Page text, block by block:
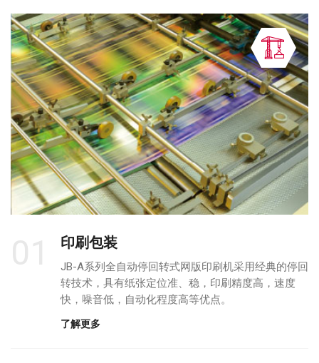
印刷包装
JB-A系列全自动停回转式网版印刷机采用经典的停回
转技术，具有纸张定位准、稳，印刷精度高，速度
快，噪音低，自动化程度高等优点。
了解更多